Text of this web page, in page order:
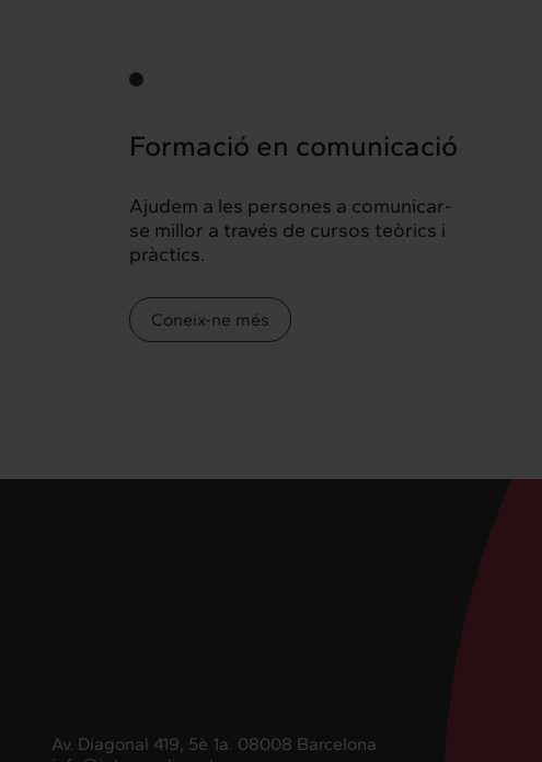
Formació en comunicació
Ajudem a les persones a comunicar-
se millor a través de cursos teòrics i
pràctics.
Coneix-ne més
Av. Diagonal 419, 5è 1a. 08008 Barcelona